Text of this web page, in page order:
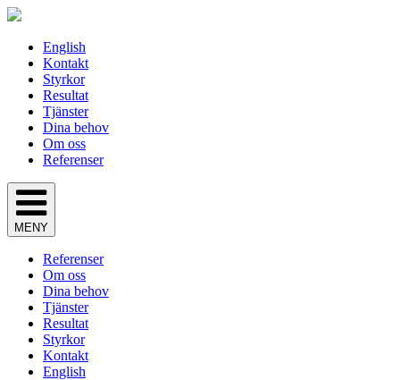
English
Kontakt
Styrkor
Resultat
Tjänster
Dina behov
Om oss
Referenser
MENY
Referenser
Om oss
Dina behov
Tjänster
Resultat
Styrkor
Kontakt
English